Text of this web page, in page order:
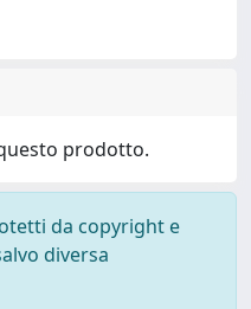
prodotto.
da copyright e
diversa